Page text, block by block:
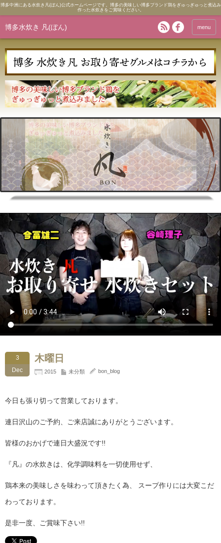
博多中洲にある水炊き凡(ぼん)公式ホームページです。博多の美味しい博多ブランド鶏をぎゅっぎゅっと煮込み
作った水炊きをご賞味ください。
博多水炊き 凡(ぼん) menu
3
Dec
木曜日
2015 未分類 bon_blog
今日も張り切って営業しております。
連日沢山のご予約、ご来店誠にありがとうございます。
皆様のおかげで連日大盛況です!!
『凡』の水炊きは、化学調味料を一切使用せず、
鶏本来の美味しさを味わって頂きたく為、 スープ作りには大変こだ
わっております。
是非一度、ご賞味下さい!!